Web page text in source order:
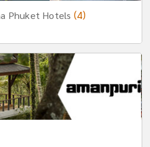
Phuket Hotels (4)